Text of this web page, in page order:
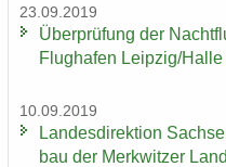
23.09.2019
Über­prü­fung der
Flug­ha­fen Leip­zig/
10.09.2019
Lan­des­di­rek­ti­on
bau der Merk­wit­zer